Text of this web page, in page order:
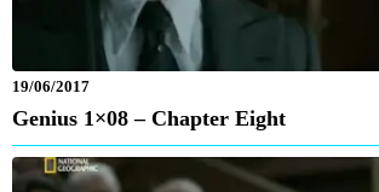
19/06/2017
Genius 1×08 – Chapter Eight